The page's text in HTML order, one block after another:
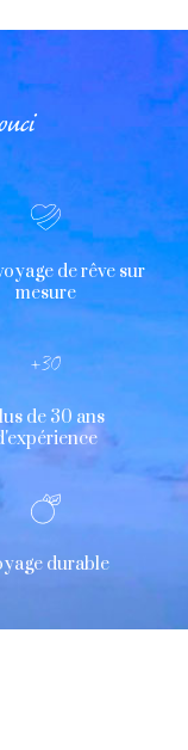
de rêve sur
mesure
de 30 ans
durable